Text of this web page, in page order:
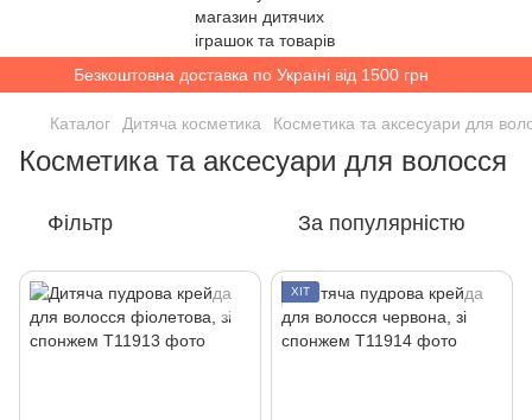
Безкоштовна доставка по Україні від 1500 грн
Каталог Дитяча косметика Косметика та аксесуари для
Косметика та аксесуари для волосся
Фільтр За популярністю
ХІТ